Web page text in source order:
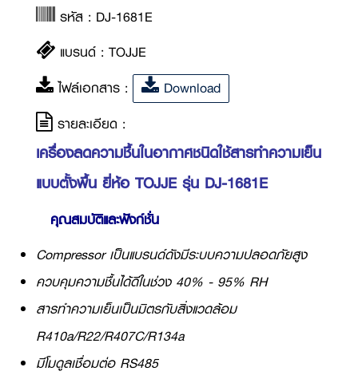
รหัส : DJ-1681E
แบรนด์ : TOJJE
ไฟล์เอกสาร :
Download
รายละเอียด :
เครื่องลดความชื้นในอากาศชนิดใช้สารทำความเย็น
แบบตั้งพื้น ยี่ห้อ TOJJE รุ่น DJ-1681E
คุณสมบัติและฟังก์ชั่น
Compressor เป็นแบรนด์ดังมีระบบความปลอดภัยสูง
ควบคุมความชื้นได้ดีในช่วง 40% - 95% RH
สารทำความเย็นเป็นมิตรกับสิ่งแวดล้อม
R410a/R22/R407C/R134a
มีโมดูลเชื่อมต่อ RS485